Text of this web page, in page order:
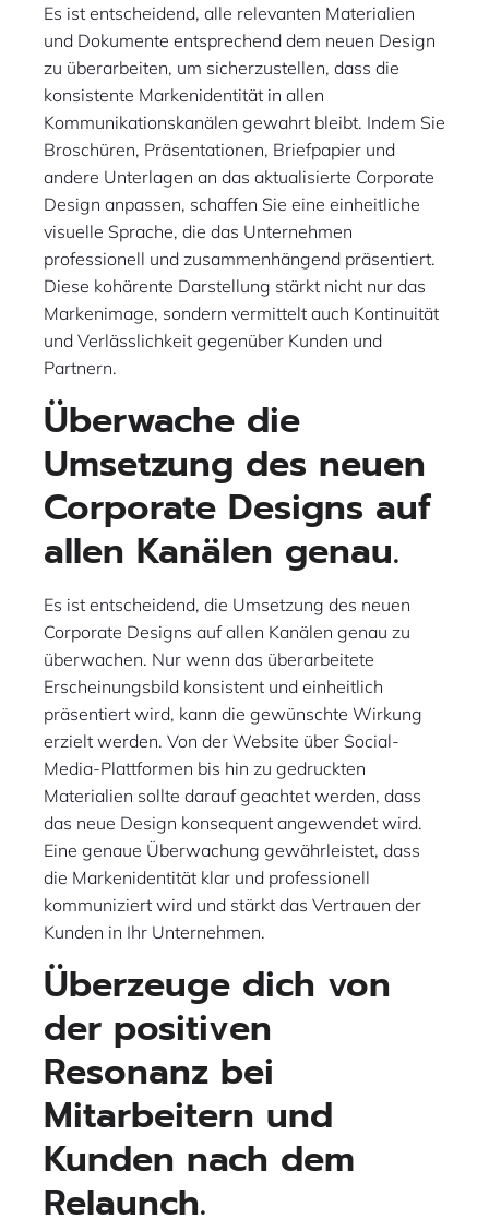
Es ist entscheidend, alle relevanten Materialien
und Dokumente entsprechend dem neuen Design
zu überarbeiten, um sicherzustellen, dass die
konsistente Markenidentität in allen
Kommunikationskanälen gewahrt bleibt. Indem Sie
Broschüren, Präsentationen, Briefpapier und
andere Unterlagen an das aktualisierte Corporate
Design anpassen, schaffen Sie eine einheitliche
visuelle Sprache, die das Unternehmen
professionell und zusammenhängend präsentiert.
Diese kohärente Darstellung stärkt nicht nur das
Markenimage, sondern vermittelt auch Kontinuität
und Verlässlichkeit gegenüber Kunden und
Partnern.
Überwache die
Umsetzung des neuen
Corporate Designs auf
allen Kanälen genau.
Es ist entscheidend, die Umsetzung des neuen
Corporate Designs auf allen Kanälen genau zu
überwachen. Nur wenn das überarbeitete
Erscheinungsbild konsistent und einheitlich
präsentiert wird, kann die gewünschte Wirkung
erzielt werden. Von der Website über Social-
Media-Plattformen bis hin zu gedruckten
Materialien sollte darauf geachtet werden, dass
das neue Design konsequent angewendet wird.
Eine genaue Überwachung gewährleistet, dass
die Markenidentität klar und professionell
kommuniziert wird und stärkt das Vertrauen der
Kunden in Ihr Unternehmen.
Überzeuge dich von
der positiven
Resonanz bei
Mitarbeitern und
Kunden nach dem
Relaunch.